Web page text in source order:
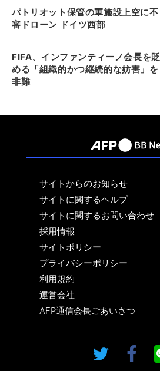
パトリオット保管の軍施設上空に不
審ドローン ドイツ西部
FIFA、インファンティーノ会長を貶
める「組織的かつ継続的な妨害」を
非難
サイトからのお知らせ
サイトに関するヘルプ
サイトに関するお問い合わせ
採用情報
サイトポリシー
プライバシーポリシー
利用規約
運営会社
AFP通信会長ごあいさつ